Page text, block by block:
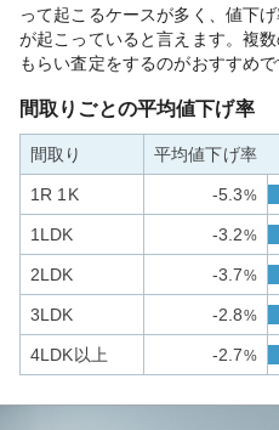
って起こるケースが多く、値下
が起こっていると言えます。複
もらい査定をするのがおすすめで
間取りごとの平均値下げ率
間取り 平均値下げ率
1R 1K -5.3%
1LDK -3.2%
2LDK -3.7%
3LDK -2.8%
4LDK以上 -2.7%